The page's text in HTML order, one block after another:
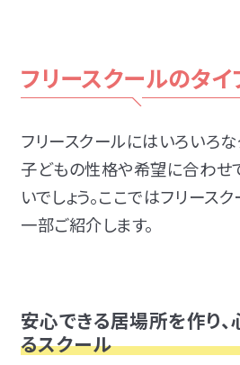
フリースクールのタイ
フリースクールにはいろいろな
子どもの性格や希望に合わせ
いでしょう。ここではフリース
一部ご紹介します。
安心できる居場所を作り
るスクール